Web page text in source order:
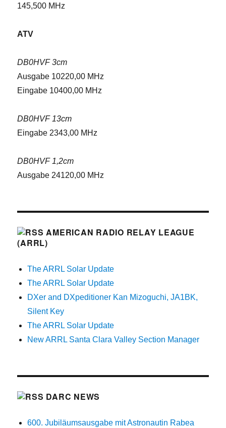
145,500 MHz
ATV
DB0HVF 3cm
Ausgabe 10220,00 MHz
Eingabe 10400,00 MHz
DB0HVF 13cm
Eingabe 2343,00 MHz
DB0HVF 1,2cm
Ausgabe 24120,00 MHz
AMERICAN RADIO RELAY LEAGUE
(ARRL)
The ARRL Solar Update
The ARRL Solar Update
DXer and DXpeditioner Kan Mizoguchi, JA1BK,
Silent Key
The ARRL Solar Update
New ARRL Santa Clara Valley Section Manager
DARC NEWS
600. Jubiläumsausgabe mit Astronautin Rabea